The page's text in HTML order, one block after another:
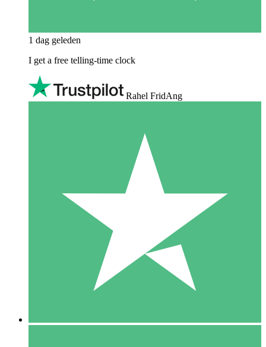
1 dag geleden
I get a free telling-time clock
Rahel FridAng